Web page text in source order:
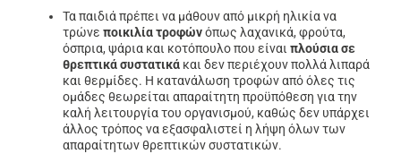
Τα παιδιά πρέπει να μάθουν από μικρή ηλικία να
τρώνε ποικιλία τροφώνόπως λαχανικά, φρούτα,
όσπρια, ψάρια και κοτόπουλο που είναι πλούσια σε
θρεπτικά συστατικάκαι δεν περιέχουν πολλά λιπαρά
και θερμίδες. Η κατανάλωση τροφών από όλες τις
ομάδες θεωρείται απαραίτητη προϋπόθεση για την
καλή λειτουργία του οργανισμού, καθώς δεν υπάρχει
άλλος τρόπος να εξασφαλιστεί η λήψη όλων των
απαραίτητων θρεπτικών συστατικών.